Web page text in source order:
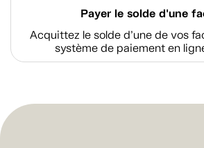
Payer le solde d'une
Acquittez le solde d’une de vos
système de paiement en